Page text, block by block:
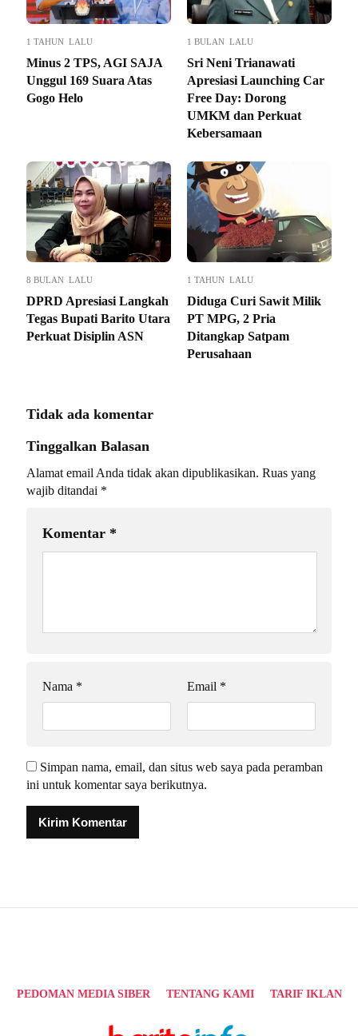
1 TAHUN LALU
Minus 2 TPS, AGI SAJA
Unggul 169 Suara Atas
Gogo Helo
1 BULAN LALU
Sri Neni Trianawati
Apresiasi Launching Car
Free Day: Dorong
UMKM dan Perkuat
Kebersamaan
8 BULAN LALU
DPRD Apresiasi Langkah
Tegas Bupati Barito Utara
Perkuat Disiplin ASN
1 TAHUN LALU
Diduga Curi Sawit Milik
PT MPG, 2 Pria
Ditangkap Satpam
Perusahaan
Tidak ada komentar
Tinggalkan Balasan
Alamat email Anda tidak akan dipublikasikan. Ruas yang
wajib ditandai *
Komentar *
Nama * Email *
Simpan nama, email, dan situs web saya pada peramban
ini untuk komentar saya berikutnya.
PEDOMAN MEDIA SIBER TENTANG KAMI TARIF IKLAN